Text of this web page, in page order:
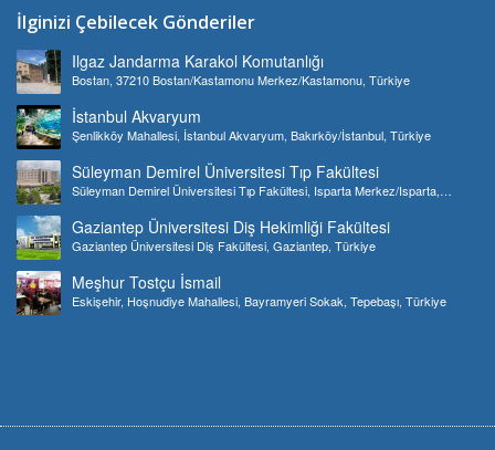
İlginizi Çebilecek Gönderiler
Ilgaz Jandarma Karakol Komutanlığı
Bostan, 37210 Bostan/Kastamonu Merkez/Kastamonu, Türkiye
İstanbul Akvaryum
Şenlikköy Mahallesi, İstanbul Akvaryum, Bakırköy/İstanbul, Türkiye
Süleyman Demirel Üniversitesi Tıp Fakültesi
Süleyman Demirel Üniversitesi Tıp Fakültesi, Isparta Merkez/Isparta,
Gaziantep Üniversitesi Diş Hekimliği Fakültesi
Gaziantep Üniversitesi Diş Fakültesi, Gaziantep, Türkiye
Meşhur Tostçu İsmail
Eskişehir, Hoşnudiye Mahallesi, Bayramyeri Sokak, Tepebaşı, Türkiye